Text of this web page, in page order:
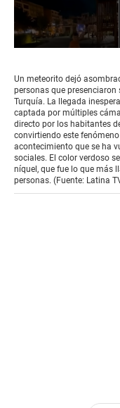
of
1
minute,
27
seconds
Un meteorito dejó
personas que presenciaron
Turquía. La llegada
captada por múltiples
directo por los habitantes
convirtiendo este
acontecimiento que se ha
sociales. El color verdoso
níquel, que fue lo que más
personas. (Fuente: Latina